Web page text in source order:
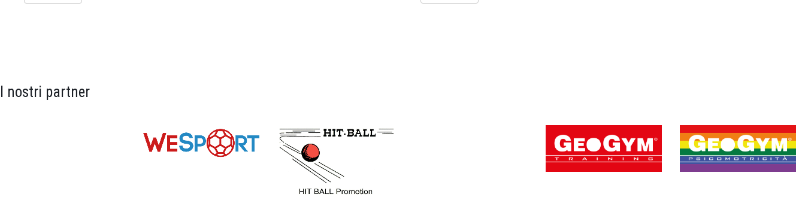
I nostri partner